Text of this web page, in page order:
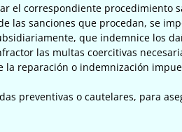
el correspondiente procedimiento
las sanciones que procedan, se
que indemnice los
las multas coercitivas
reparación o indemnización
preventivas o cautelares, para